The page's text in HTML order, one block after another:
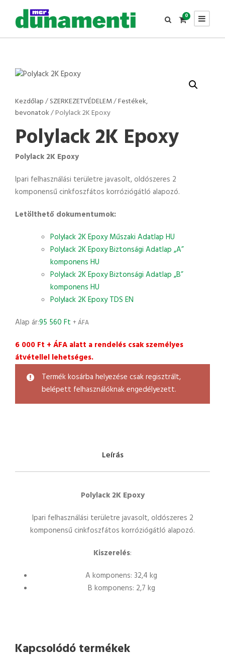
0
Kezdőlap/SZERKEZETVÉDELEM/Festékek,
bevonatok/ Polylack 2K Epoxy
Polylack 2K Epoxy
Polylack 2K Epoxy
Ipari felhasználási területre javasolt, oldószeres 2
komponensű cinkfoszfátos korróziógátló alapozó.
Letölthető dokumentumok:
Polylack 2K Epoxy Műszaki Adatlap HU
Polylack 2K Epoxy Biztonsági Adatlap „A”
komponens HU
Polylack 2K Epoxy Biztonsági Adatlap „B”
komponens HU
Polylack 2K Epoxy TDS EN
Alap ár:95 560 Ft + ÁFA
6 000 Ft + ÁFA alatt a rendelés csak személyes
átvétellel lehetséges.
Termék kosárba helyezése csak regisztrált,
belépett felhasználóknak engedélyezett.
Leírás
Polylack 2K Epoxy
Ipari felhasználási területre javasolt, oldószeres 2
komponensű cinkfoszfátos korróziógátló alapozó.
Kiszerelés:
A komponens: 32,4 kg
B komponens: 2,7 kg
Kapcsolódó termékek